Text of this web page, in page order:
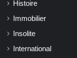
Histoire
Immobilier
Insolite
International